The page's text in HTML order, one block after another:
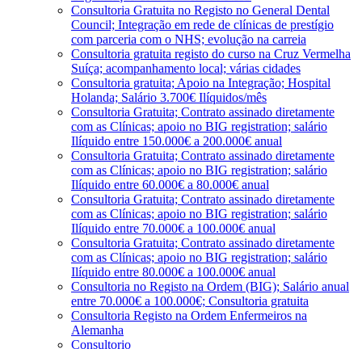
Consultoria Gratuita no Registo no General Dental
Council; Integração em rede de clínicas de prestígio
com parceria com o NHS; evolução na carreia
Consultoria gratuita registo do curso na Cruz Vermelha
Suíça; acompanhamento local; várias cidades
Consultoria gratuita; Apoio na Integração; Hospital
Holanda; Salário 3.700€ Ilíquidos/mês
Consultoria Gratuita; Contrato assinado diretamente
com as Clínicas; apoio no BIG registration; salário
Ilíquido entre 150.000€ a 200.000€ anual
Consultoria Gratuita; Contrato assinado diretamente
com as Clínicas; apoio no BIG registration; salário
Ilíquido entre 60.000€ a 80.000€ anual
Consultoria Gratuita; Contrato assinado diretamente
com as Clínicas; apoio no BIG registration; salário
Ilíquido entre 70.000€ a 100.000€ anual
Consultoria Gratuita; Contrato assinado diretamente
com as Clínicas; apoio no BIG registration; salário
Ilíquido entre 80.000€ a 100.000€ anual
Consultoria no Registo na Ordem (BIG); Salário anual
entre 70.000€ a 100.000€; Consultoria gratuita
Consultoria Registo na Ordem Enfermeiros na
Alemanha
Consultorio